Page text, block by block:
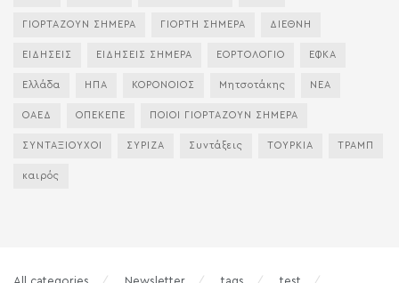
ΓΙΟΡΤΑΖΟΥΝ ΣΗΜΕΡΑ ΓΙΟΡΤΗ ΣΗΜΕΡΑ ΔΙΕΘΝΗ
ΕΙΔΗΣΕΙΣ ΕΙΔΗΣΕΙΣ ΣΗΜΕΡΑ ΕΟΡΤΟΛΟΓΙΟ ΕΦΚΑ
Ελλάδα ΗΠΑ ΚΟΡΟΝΟΙΟΣ Μητσοτάκης ΝΕΑ
ΟΑΕΔ ΟΠΕΚΕΠΕ ΠΟΙΟΙ ΓΙΟΡΤΑΖΟΥΝ ΣΗΜΕΡΑ
ΣΥΝΤΑΞΙΟΥΧΟΙ ΣΥΡΙΖΑ Συντάξεις ΤΟΥΡΚΙΑ ΤΡΑΜΠ
καιρός
All categories Newsletter tags test